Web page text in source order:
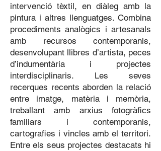
intervenció tèxtil, en diàleg amb la
pintura i altres llenguatges. Combina
procediments analògics i artesanals
amb recursos contemporanis,
desenvolupant llibres d’artista, peces
d’indumentària i projectes
interdisciplinaris. Les seves
recerques recents aborden la relació
entre imatge, matèria i memòria,
treballant amb arxius fotogràfics
familiars i contemporanis,
cartografies i vincles amb el territori.
Entre els seus projectes destacats hi